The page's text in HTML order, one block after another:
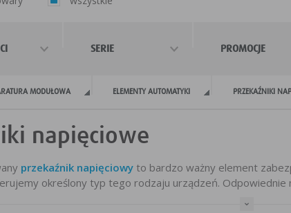
SERIE PROMOCJE
MODUŁOWA ELEMENTY AUTOMATYKI PRZEKAŹNIKI
napięciowe
przekaźnik napięciowy to bardzo ważny element
określony typ tego rodzaju urządzeń. Odpowiednie